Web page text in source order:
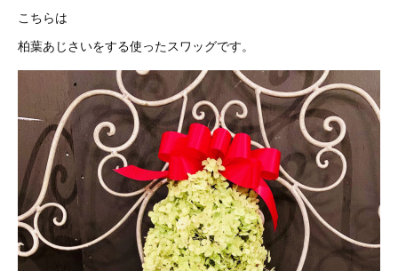
こちらは
柏葉あじさいをする使ったスワッグです。